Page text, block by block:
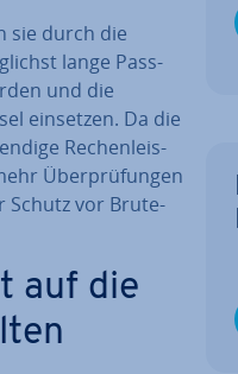
sie durch die
lange Pass­
und die
einsetzen. Da die
Re­chen­leis­
Über­prü­fun­gen
Schutz vor Brute-
auf die